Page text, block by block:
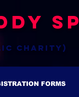
charity)
FORMS